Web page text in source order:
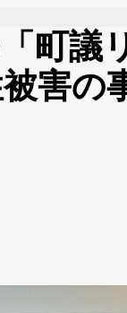
町議
害の